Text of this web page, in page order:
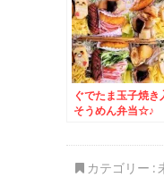
ぐでたま玉子焼き
そうめん弁当☆♪
カテゴリー :